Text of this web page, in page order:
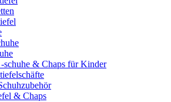
schuhe & Chaps für Kinder
& Chaps